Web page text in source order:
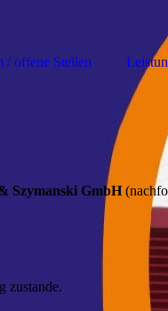
/ offene Stellen
Szymanski GmbH
zustande.